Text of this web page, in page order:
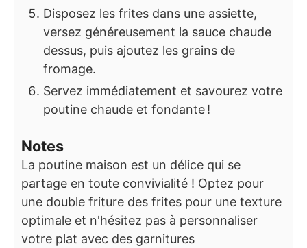
Disposez les frites dans une assiette,
versez généreusement la sauce chaude
dessus, puis ajoutez les grains de
fromage.
Servez immédiatement et savourez votre
poutine chaude et fondante !
Notes
La poutine maison est un délice qui se
partage en toute convivialité ! Optez pour
une double friture des frites pour une texture
optimale et n'hésitez pas à personnaliser
votre plat avec des garnitures